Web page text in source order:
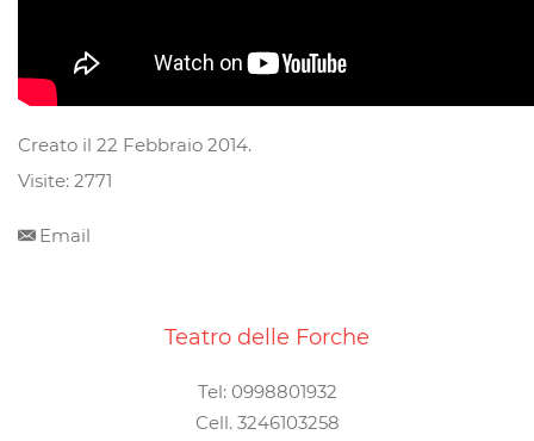
Creato il 22 Febbraio 2014.
Visite: 2771
Email
Teatro delle Forche
Tel: 0998801932
Cell. 3246103258